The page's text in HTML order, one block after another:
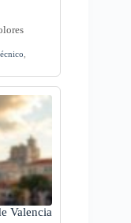
Valencia